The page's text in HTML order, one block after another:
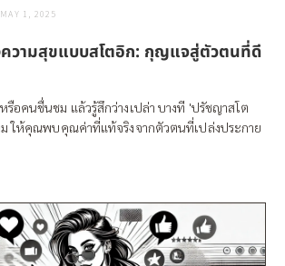
MAY 1, 2025
วามสุขแบบสโตอิก: กุญแจสู่ตัวตนที่ดี
รือคนชื่นชม แล้วรู้สึกว่างเปล่า บางที 'ปรัชญาสโต
ม ให้คุณพบคุณค่าที่แท้จริงจากตัวตนที่เปล่งประกาย